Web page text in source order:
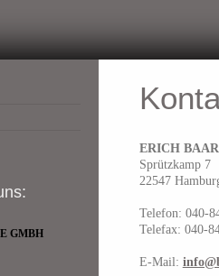
ERICH
Sprützkamp 7
22547
Telefon: 040-
Telefax: 040-
E-Mail:
GMBH